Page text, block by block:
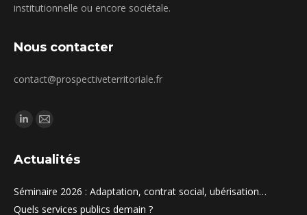
institutionnelle ou encore sociétale.
Nous contacter
contact@prospectiveterritoriale.fr
Trouvez nous sur :
La
LinkedIn
dans
La
E-
s'ouvre
Actualités
Séminaire 2026 : Adaptation, contrat social, ubérisation…
Quels services publics demain ?